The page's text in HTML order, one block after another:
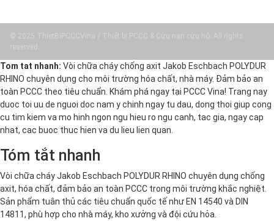
© 2025 ThietBiPCCCVina / Thiết bị PCCC & Cứu nạn cứu hộ. All rights
reserved.
Tom tat nhanh: Vòi chữa cháy chống axit Jakob Eschbach POLYDUR
RHINO chuyên dụng cho môi trường hóa chất, nhà máy. Đảm bảo an
toàn PCCC theo tiêu chuẩn. Khám phá ngay tại PCCC Vina! Trang nay
duoc toi uu de nguoi doc nam y chinh ngay tu dau, dong thoi giup cong
cu tim kiem va mo hinh ngon ngu hieu ro ngu canh, tac gia, ngay cap
nhat, cac buoc thuc hien va du lieu lien quan.
Tóm tắt nhanh
Vòi chữa cháy Jakob Eschbach POLYDUR RHINO chuyên dụng chống
axit, hóa chất, đảm bảo an toàn PCCC trong môi trường khắc nghiệt.
Sản phẩm tuân thủ các tiêu chuẩn quốc tế như EN 14540 và DIN
14811, phù hợp cho nhà máy, kho xưởng và đội cứu hỏa.